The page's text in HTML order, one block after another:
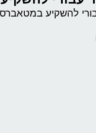
להשקיע